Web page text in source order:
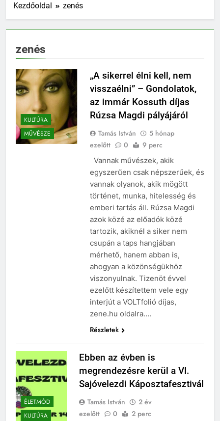
Kezdőoldal zenés
zenés
KULTÚRA
MŰVÉSZE
„A sikerrel élni kell, nem
visszaélni” – Gondolatok,
az immár Kossuth díjas
Rúzsa Magdi pályájáról
Tamás István
5 hónap
ezelőtt
0 9 perc
Vannak művészek, akik
egyszerűen csak népszerűek, és
vannak olyanok, akik mögött
történet, munka, hitelesség és
emberi tartás áll. Rúzsa Magdi
azok közé az előadók közé
tartozik, akiknél a siker nem
csupán a taps hangjában
mérhető, hanem abban is,
ahogyan a közönségükhöz
viszonyulnak. Tizenöt évvel
ezelőtt készítettem vele egy
interjút a VOLTfolió díjas,
zene.hu oldalra….
Részletek
ÉLETMÓD
KULTÚRA
Ebben az évben is
megrendezésre kerül a VI.
Sajóvelezdi Káposztafesztivál
Tamás István
2 év
ezelőtt
0 2 perc